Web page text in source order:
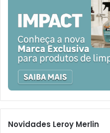
Novidades Leroy Merlin